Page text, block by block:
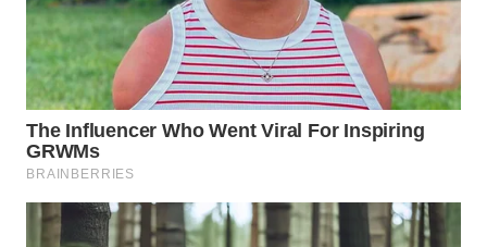
WN
LIKUPANG
WN
LABUANBAJO
WN
BORNEO